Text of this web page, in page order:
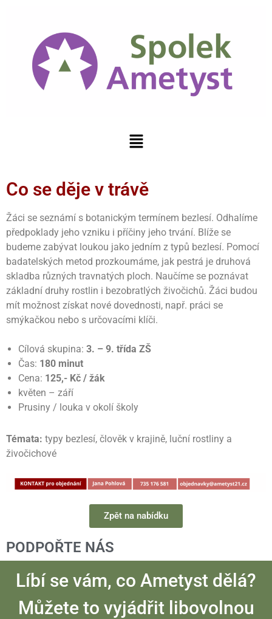
Co se děje v trávě
Žáci se seznámí s botanickým termínem bezlesí. Odhalíme
předpoklady jeho vzniku i příčiny jeho trvání. Blíže se
budeme zabývat loukou jako jedním z typů bezlesí. Pomocí
badatelských metod prozkoumáme, jak pestrá je druhová
skladba různých travnatých ploch. Naučíme se poznávat
základní druhy rostlin i bezobratlých živočichů. Žáci budou
mít možnost získat nové dovednosti, např. práci se
smýkačkou nebo s určovacími klíči.
Cílová skupina: 3. – 9. třída ZŠ
Čas: 180 minut
Cena: 125,- Kč / žák
květen – září
Prusiny / louka v okolí školy
Témata: typy bezlesí, člověk v krajině, luční rostliny a
živočichové
Zpět na nabídku
PODPOŘTE NÁS
Líbí se vám, co Ametyst dělá?
Můžete to vyjádřit libovolnou